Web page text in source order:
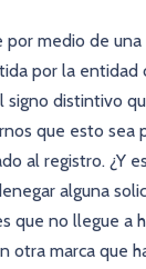
por medio de
por la entidad
signo distintivo
que esto sea
al registro. ¿Y
alguna
que no llegue a
otra marca que